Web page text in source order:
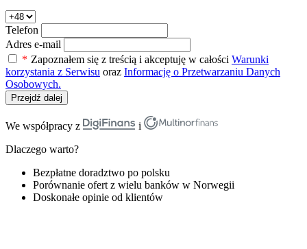
Telefon
Adres e-mail
* Zapoznałem się z treścią i akceptuję w całości Warunki
korzystania z Serwisu oraz Informację o Przetwarzaniu Danych
Osobowych.
Przejdź dalej
We współpracy z
i
Dlaczego warto?
Bezpłatne doradztwo po polsku
Porównanie ofert z wielu banków w Norwegii
Doskonałe opinie od klientów